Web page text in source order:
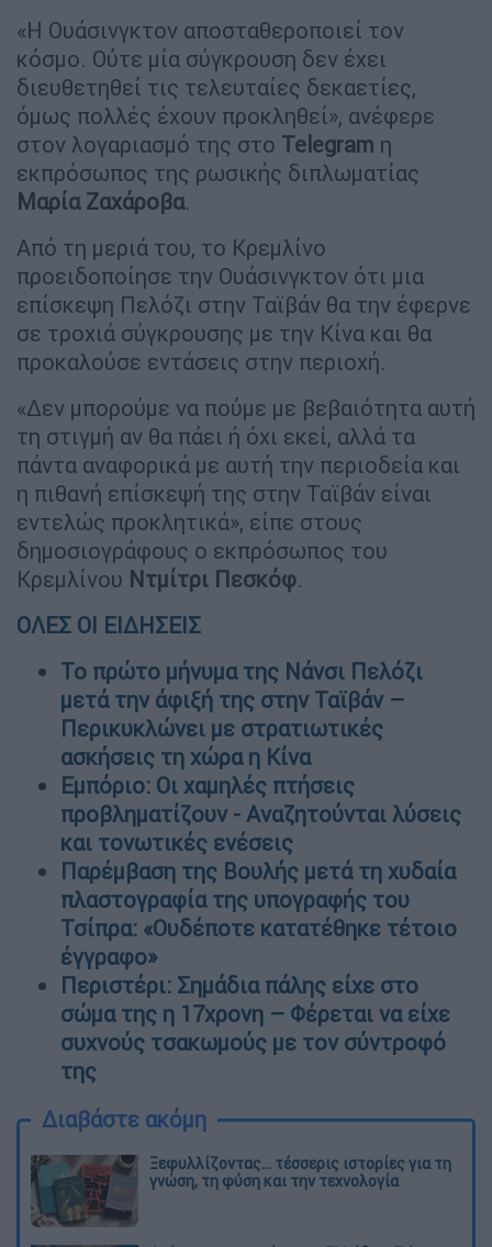
«Η Ουάσινγκτον αποσταθεροποιεί τον
κόσμο. Ούτε μία σύγκρουση δεν έχει
διευθετηθεί τις τελευταίες δεκαετίες,
όμως πολλές έχουν προκληθεί», ανέφερε
στον λογαριασμό της στο Telegram η
εκπρόσωπος της ρωσικής διπλωματίας
Μαρία Ζαχάροβα.
Από τη μεριά του, το Κρεμλίνο
προειδοποίησε την Ουάσινγκτον ότι μια
επίσκεψη Πελόζι στην Ταϊβάν θα την έφερνε
σε τροχιά σύγκρουσης με την Κίνα και θα
προκαλούσε εντάσεις στην περιοχή.
«Δεν μπορούμε να πούμε με βεβαιότητα αυτή
τη στιγμή αν θα πάει ή όχι εκεί, αλλά τα
πάντα αναφορικά με αυτή την περιοδεία και
η πιθανή επίσκεψή της στην Ταϊβάν είναι
εντελώς προκλητικά», είπε στους
δημοσιογράφους ο εκπρόσωπος του
Κρεμλίνου Ντμίτρι Πεσκόφ.
ΟΛΕΣ ΟΙ ΕΙΔΗΣΕΙΣ
Το πρώτο μήνυμα της Νάνσι Πελόζι
μετά την άφιξή της στην Ταϊβάν –
Περικυκλώνει με στρατιωτικές
ασκήσεις τη χώρα η Κίνα
Εμπόριο: Οι χαμηλές πτήσεις
προβληματίζουν - Αναζητούνται λύσεις
και τονωτικές ενέσεις
Παρέμβαση της Βουλής μετά τη χυδαία
πλαστογραφία της υπογραφής του
Τσίπρα: «Ουδέποτε κατατέθηκε τέτοιο
έγγραφο»
Περιστέρι: Σημάδια πάλης είχε στο
σώμα της η 17χρονη – Φέρεται να είχε
συχνούς τσακωμούς με τον σύντροφό
της
Διαβάστε ακόμη
Ξεφυλλίζοντας... τέσσερις ιστορίες για τη
γνώση, τη φύση και την τεχνολογία